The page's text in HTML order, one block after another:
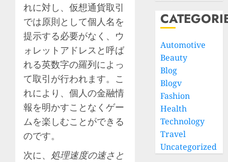
れに対し、仮想通貨取引
では原則として個人名を
提示する必要がなく、ウ
ォレットアドレスと呼ば
れる英数字の羅列によっ
て取引が行われます。こ
れにより、個人の金融情
報を明かすことなくゲー
ムを楽しむことができる
のです。
次に、 処理速度の速さと
Automotive
Beauty
Blog
Blogv
Fashion
Health
Technology
Travel
Uncategorized